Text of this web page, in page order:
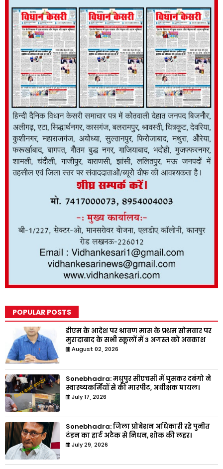
POPULAR POSTS
डीएम के आदेश पर श्रावण मास के प्रथम सोमवार पर
मुरादाबाद के सभी स्कूलों में 3 अगस्त को अवकाश
August 02, 2026
Sonebhadra: मधुपुर सीएचसी में घुसकर दबंगो ने
स्वास्थ्यकर्मियों से की मारपीट, अधीक्षक घायल।
July 17, 2026
Sonebhadra: जिला प्रोबेशन अधिकारी रहे पुनीत
टंडन का हार्ट अटैक से निधन, शोक की लहर।
July 29, 2026